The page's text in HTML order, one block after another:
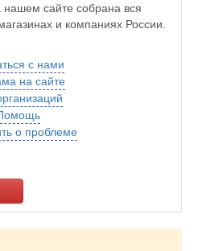
нашем сайте собрана вся
и компаниях России.
с нами
на сайте
о проблеме